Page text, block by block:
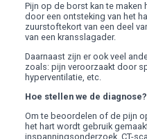
Pijn op de borst kan te maken
door een ontsteking van het
zuurstoftekort van een deel
van een kransslagader.
Daarnaast zijn er ook veel
zoals: pijn veroorzaakt door
hyperventilatie, etc.
Hoe stellen we de diagnose?
Om te beoordelen of de pijn
het hart wordt gebruik
inspanningsonderzoek, CT-